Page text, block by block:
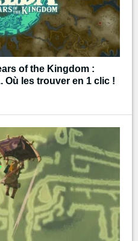
of the Kingdom :
Où les trouver en 1 clic !